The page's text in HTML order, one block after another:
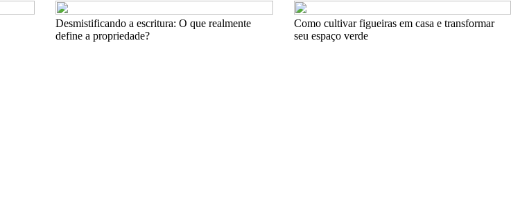
Desmistificando a escritura: O que realmente
define a propriedade?
Como cultivar figueiras em casa e transformar
seu espaço verde